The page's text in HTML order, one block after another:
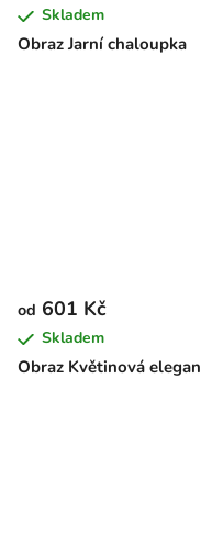
Obraz Jarní chaloupka
Skladem
Obraz Květinová
od 601 Kč
Skladem